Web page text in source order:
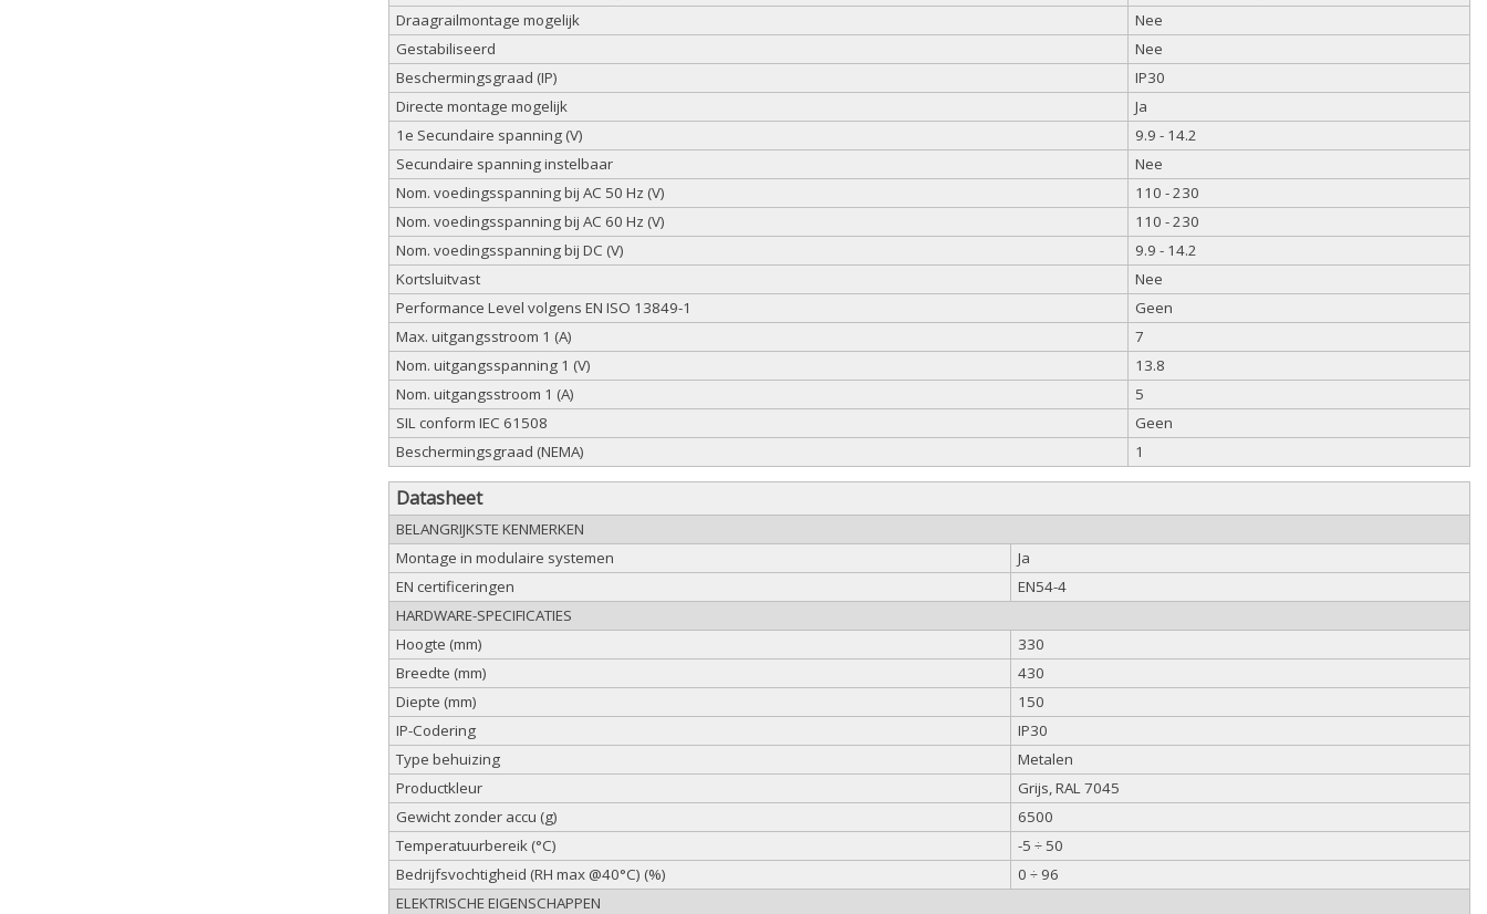
Draagrailmontage mogelijk
Nee
Gestabiliseerd
Nee
Beschermingsgraad (IP)
IP30
Directe montage mogelijk
Ja
1e Secundaire spanning (V)
9.9 - 14.2
Secundaire spanning instelbaar
Nee
Nom. voedingsspanning bij AC 50 Hz (V)
110 - 230
Nom. voedingsspanning bij AC 60 Hz (V)
110 - 230
Nom. voedingsspanning bij DC (V)
9.9 - 14.2
Kortsluitvast
Nee
Performance Level volgens EN ISO 13849-1
Geen
Max. uitgangsstroom 1 (A)
7
Nom. uitgangsspanning 1 (V)
13.8
Nom. uitgangsstroom 1 (A)
5
SIL conform IEC 61508
Geen
Beschermingsgraad (NEMA)
1
Datasheet
BELANGRIJKSTE KENMERKEN
Montage in modulaire systemen
Ja
EN certificeringen
EN54-4
HARDWARE-SPECIFICATIES
Hoogte (mm)
330
Breedte (mm)
430
Diepte (mm)
150
IP-Codering
IP30
Type behuizing
Metalen
Productkleur
Grijs, RAL 7045
Gewicht zonder accu (g)
6500
Temperatuurbereik (°C)
-5 ÷ 50
Bedrijfsvochtigheid (RH max @40°C) (%)
0 ÷ 96
ELEKTRISCHE EIGENSCHAPPEN